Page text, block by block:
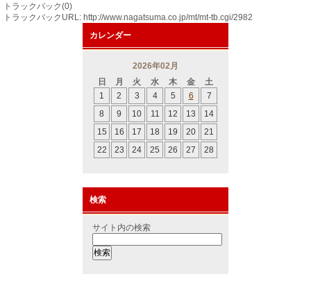
トラックバック(0)
トラックバックURL: http://www.nagatsuma.co.jp/mt/mt-tb.cgi/2982
カレンダー
2026年02月
日
月 火 水 木 金
土
1
2 3 4 5 6
7
8
9 10 11 12 13
14
15
16 17 18 19 20
21
22
23 24 25 26 27 28
検索
サイト内の検索